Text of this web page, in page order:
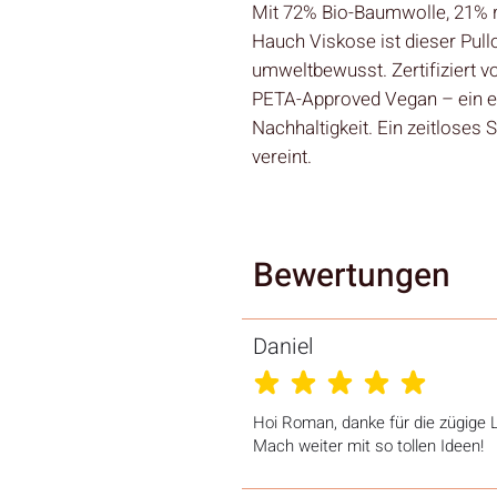
Mit 72% Bio-Baumwolle,
Hauch Viskose ist dieser
umweltbewusst. Zertifiziert
PETA-Approved Vegan – ein
Nachhaltigkeit. Ein zeitloses
vereint.
Bewertungen
Daniel
durchschnittliches Rating ist 5 von 5
Hoi Roman, danke für die zügige
Mach weiter mit so tollen Ideen!